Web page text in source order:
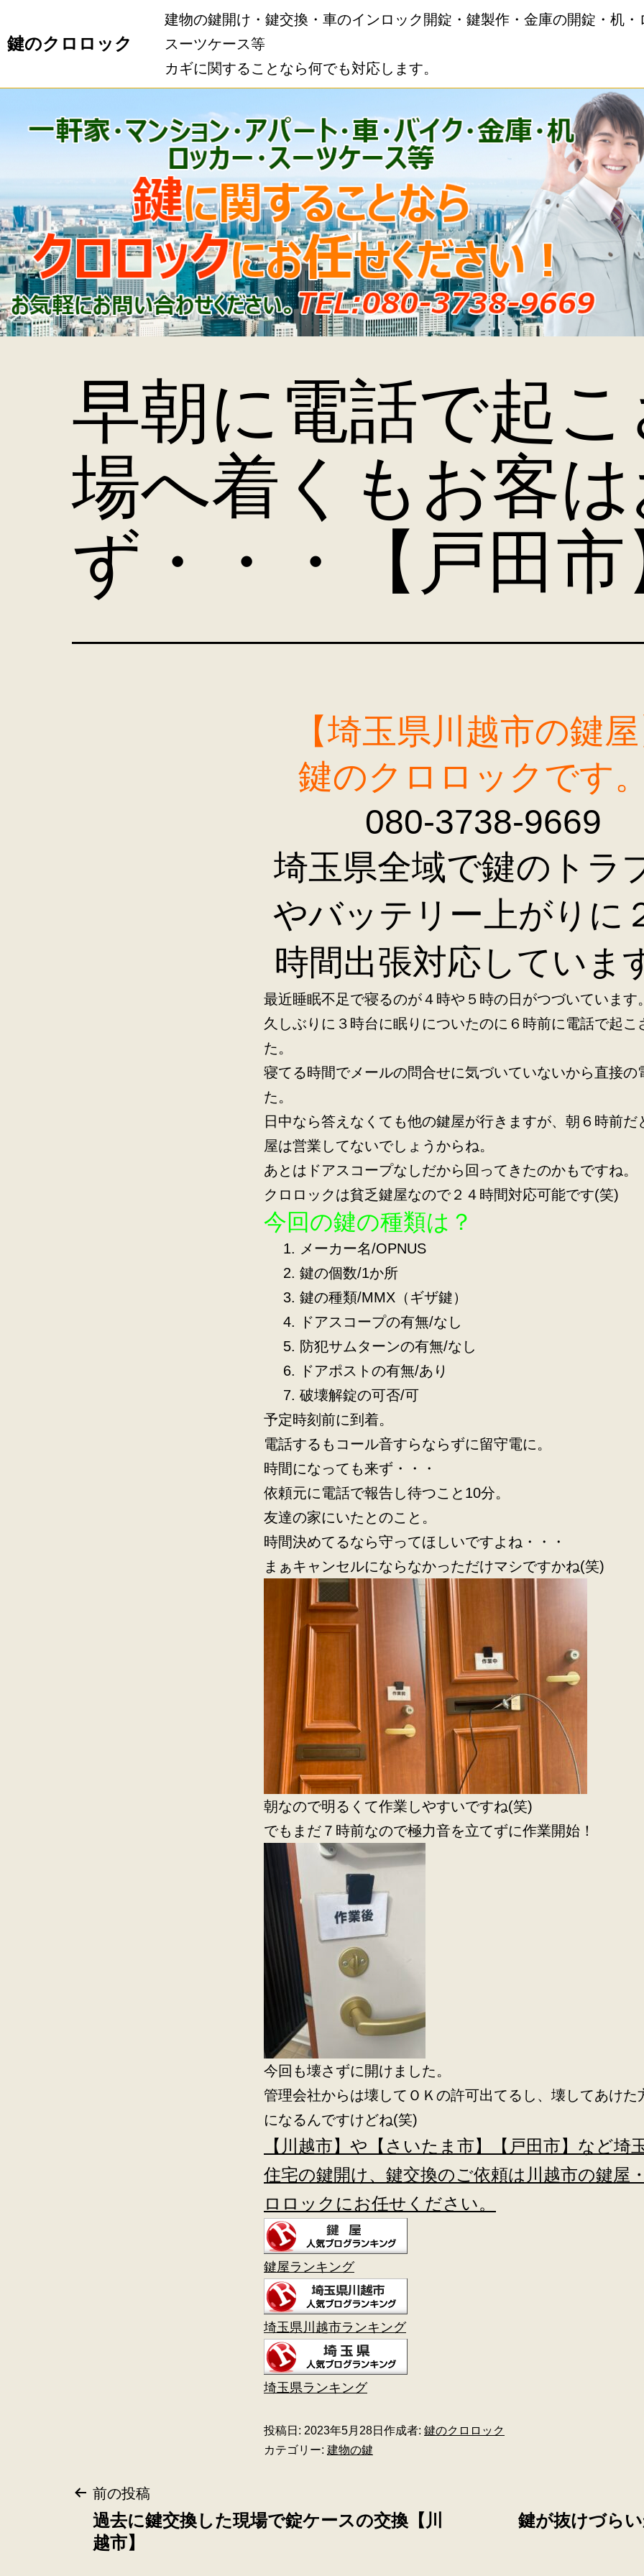
鍵のクロロック
建物の鍵開け・鍵交換・車のインロック開錠・鍵製作・金庫の開錠・机・
スーツケース等
カギに関することなら何でも対応します。
早朝に電話で起
場へ着くもお客は
ず・・・【戸田市
【埼玉県川越市の鍵屋
鍵のクロロックです。
080-3738-9669
埼玉県全域で鍵のトラ
やバッテリー上がりに
時間出張対応していま
最近睡眠不足で寝るのが４時や５時の日がつづいています。
久しぶりに３時台に眠りについたのに６時前に電話で起こ
た。
寝てる時間でメールの問合せに気づいていないから直接の
た。
日中なら答えなくても他の鍵屋が行きますが、朝６時前だ
屋は営業してないでしょうからね。
あとはドアスコープなしだから回ってきたのかもですね。
クロロックは貧乏鍵屋なので２４時間対応可能です(笑)
今回の鍵の種類は？
メーカー名/OPNUS
鍵の個数/1か所
鍵の種類/MMX（ギザ鍵）
ドアスコープの有無/なし
防犯サムターンの有無/なし
ドアポストの有無/あり
破壊解錠の可否/可
予定時刻前に到着。
電話するもコール音すらならずに留守電に。
時間になっても来ず・・・
依頼元に電話で報告し待つこと10分。
友達の家にいたとのこと。
時間決めてるなら守ってほしいですよね・・・
まぁキャンセルにならなかっただけマシですかね(笑)
朝なので明るくて作業しやすいですね(笑)
でもまだ７時前なので極力音を立てずに作業開始！
今回も壊さずに開けました。
管理会社からは壊してＯＫの許可出てるし、壊してあけた
になるんですけどね(笑)
【川越市】や【さいたま市】【戸田市】など埼
住宅の鍵開け、鍵交換のご依頼は川越市の鍵屋
ロロックにお任せください。
鍵屋ランキング
埼玉県川越市ランキング
埼玉県ランキング
投稿日: 2023年5月28日 作成者: 鍵のクロロック
カテゴリー: 建物の鍵
前の投稿
過去に鍵交換した現場で錠ケースの交換【川
越市】
鍵が抜けづら